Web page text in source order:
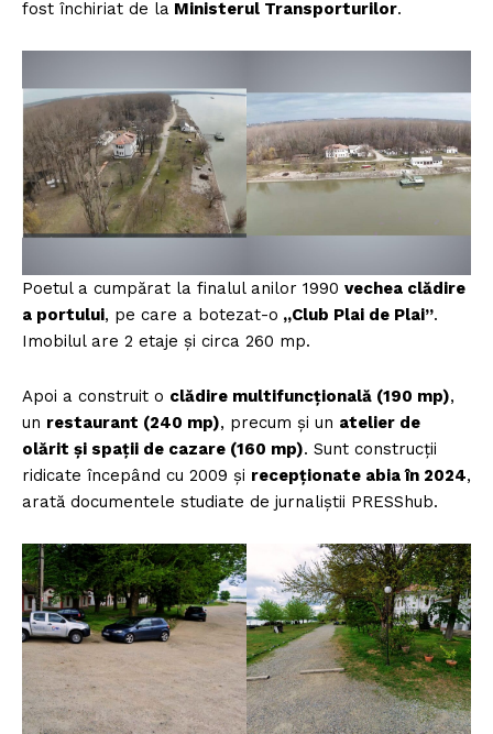
fost închiriat de la Ministerul Transporturilor.
Poetul a cumpărat la finalul anilor 1990 vechea clădire
a portului, pe care a botezat-o „Club Plai de Plai”.
Imobilul are 2 etaje și circa 260 mp.
Apoi a construit o clădire multifuncțională (190 mp),
un restaurant (240 mp), precum și un atelier de
olărit și spații de cazare (160 mp). Sunt construcții
ridicate începând cu 2009 și recepționate abia în 2024,
arată documentele studiate de jurnaliștii PRESShub.